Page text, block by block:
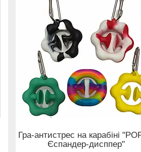
Гра-антистрес на карабіні
Єспандер-дисппер"